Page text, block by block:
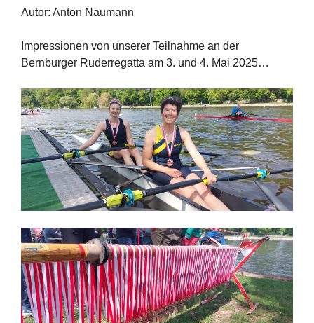
Autor: Anton Naumann
Impressionen von unserer Teilnahme an der
Bernburger Ruderregatta am 3. und 4. Mai 2025…